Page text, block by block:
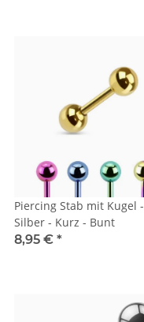
Piercing Stab mit Kugel -
Silber - Kurz - Bunt
8,95 € *